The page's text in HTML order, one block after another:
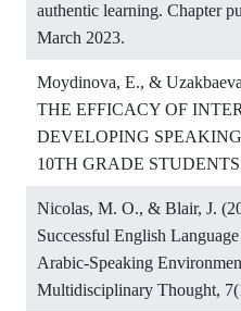
authentic learning. Chapter
March 2023.
Moydinova, E., &
THE EFFICACY OF
DEVELOPING
10TH GRADE
Nicolas, M. O., & Blair, J.
Successful English
Arabic-Speaking
Multidisciplinary Thought,